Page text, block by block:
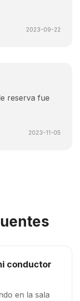
2023-09-22
reserva fue
2023-11-05
conductor
en la sala